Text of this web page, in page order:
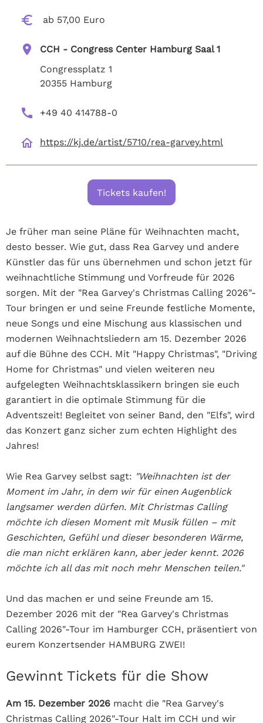
ab 57,00 Euro
CCH - Congress Center Hamburg Saal 1
Congressplatz 1
20355 Hamburg
+49 40 414788-0
https://kj.de/artist/5710/rea-garvey.html
Tickets kaufen!
Je früher man seine Pläne für Weihnachten macht,
desto besser. Wie gut, dass Rea Garvey und andere
Künstler das für uns übernehmen und schon jetzt für
weihnachtliche Stimmung und Vorfreude für 2026
sorgen. Mit der "Rea Garvey's Christmas Calling 2026"-
Tour bringen er und seine Freunde festliche Momente,
neue Songs und eine Mischung aus klassischen und
modernen Weihnachtsliedern am 15. Dezember 2026
auf die Bühne des CCH. Mit "Happy Christmas", "Driving
Home for Christmas" und vielen weiteren neu
aufgelegten Weihnachtsklassikern bringen sie euch
garantiert in die optimale Stimmung für die
Adventszeit! Begleitet von seiner Band, den "Elfs", wird
das Konzert ganz sicher zum echten Highlight des
Jahres!
Wie Rea Garvey selbst sagt: "Weihnachten ist der
Moment im Jahr, in dem wir für einen Augenblick
langsamer werden dürfen. Mit Christmas Calling
möchte ich diesen Moment mit Musik füllen – mit
Geschichten, Gefühl und dieser besonderen Wärme,
die man nicht erklären kann, aber jeder kennt. 2026
möchte ich all das mit noch mehr Menschen teilen."
Und das machen er und seine Freunde am 15.
Dezember 2026 mit der "Rea Garvey's Christmas
Calling 2026"-Tour im Hamburger CCH, präsentiert von
eurem Konzertsender HAMBURG ZWEI!
Gewinnt Tickets für die Show
Am 15. Dezember 2026 macht die "Rea Garvey's
Christmas Calling 2026"-Tour Halt im CCH und wir